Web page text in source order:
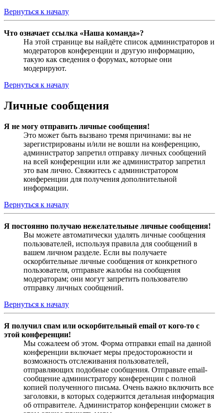
Вернуться к началу
Что означает ссылка «Наша команда»?
На этой странице вы найдёте список администраторов и
модераторов конференции и другую информацию,
такую как сведения о форумах, которые они
модерируют.
Вернуться к началу
Личные сообщения
Я не могу отправить личные сообщения!
Это может быть вызвано тремя причинами: вы не
зарегистрированы и/или не вошли на конференцию,
администратор запретил отправку личных сообщений
на всей конференции или же администратор запретил
это вам лично. Свяжитесь с администратором
конференции для получения дополнительной
информации.
Вернуться к началу
Я постоянно получаю нежелательные личные сообщения!
Вы можете автоматически удалять личные сообщения
пользователей, используя правила для сообщений в
вашем личном разделе. Если вы получаете
оскорбительные личные сообщения от конкретного
пользователя, отправьте жалобы на сообщения
модераторам; они могут запретить пользователю
отправку личных сообщений.
Вернуться к началу
Я получил спам или оскорбительный email от кого-то с
этой конференции!
Мы сожалеем об этом. Форма отправки email на данной
конференции включает меры предосторожности и
возможность отслеживания пользователей,
отправляющих подобные сообщения. Отправьте email-
сообщение администратору конференции с полной
копией полученного письма. Очень важно включить все
заголовки, в которых содержится детальная информация
об отправителе. Администратор конференции сможет в